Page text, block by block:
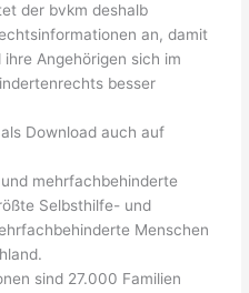
der bvkm deshalb
an, damit
Angehörigen sich im
besser
Download auch auf
mehrfachbehinderte
Selbsthilfe- und
Menschen
sind 27.000 Familien